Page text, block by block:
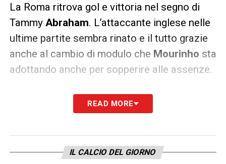
La Roma ritrova gol e vittoria nel segno di
Tammy Abraham. L’attaccante inglese nelle
ultime partite sembra rinato e il tutto grazie
anche al cambio di modulo che Mourinho sta
adottando anche per sopperire alle assenze.
8 gol nelle ultime 8partite dopo un bottino
misero da inizio campionato, sono un ottimo
sempre più punti alla causa della Roma. Al
READ MORE
IL CALCIO DEL GIORNO